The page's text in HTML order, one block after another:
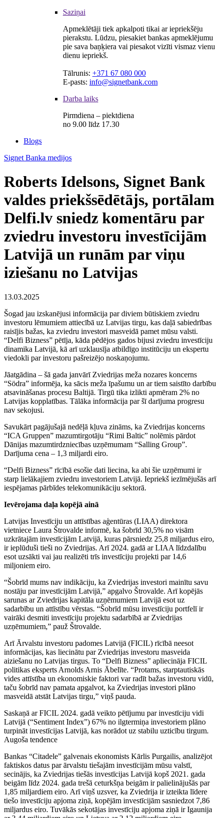
Saziņai
Apmeklētāji tiek apkalpoti tikai ar iepriekšēju
pierakstu. Lūdzu, piesakiet bankas apmeklējumu
pie sava baņķiera vai piesakot vizīti vismaz vienu
dienu iepriekš.
Tālrunis: +371 67 080 000
E-pasts: info@signetbank.com
Darba laiks
Pirmdiena – piektdiena
no 9.00 līdz 17.30
Blogs
Signet Banka medijos
Roberts Idelsons, Signet Bank
valdes priekšsēdētājs, portālam
Delfi.lv sniedz komentāru par
zviedru investoru investīcijām
Latvijā un runām par viņu
iziešanu no Latvijas
13.03.2025
Šogad jau izskanējusi informācija par diviem būtiskiem zviedru
investoru lēmumiem attiecībā uz Latvijas tirgu, kas daļā sabiedrības
raisījis bažas, ka zviedru investori masveidā pamet mūsu valsti.
“Delfi Bizness” pētīja, kāda pēdējos gados bijusi zviedru investīciju
dinamika Latvijā, kā arī uzklausīja atbildīgo institūciju un ekspertu
viedokli par investoru pašreizējo noskaņojumu.
Jāatgādina – šā gada janvārī Zviedrijas meža nozares koncerns
“Södra” informēja, ka sācis meža īpašumu un ar tiem saistīto darbību
atsavināšanas procesu Baltijā. Tirgū tika izlikti apmēram 2% no
Latvijas kopplatības. Tālāka informācija par šī darījuma progresu
nav sekojusi.
Savukārt pagājušajā nedēļā kļuva zināms, ka Zviedrijas koncerns
“ICA Gruppen” mazumtirgotāju “Rimi Baltic” nolēmis pārdot
Dānijas mazumtirdzniecības uzņēmumam “Salling Group”.
Darījuma cena – 1,3 miljardi eiro.
“Delfi Bizness” rīcībā esošie dati liecina, ka abi šie uzņēmumi ir
starp lielākajiem zviedru investoriem Latvijā. Iepriekš iezīmējušās arī
iespējamas pārbīdes telekomunikāciju sektorā.
Ievērojama daļa kopējā ainā
Latvijas Investīciju un attīstības aģentūras (LIAA) direktora
vietniece Laura Štrovalde informē, ka šobrīd 30,5% no visām
uzkrātajām investīcijām Latvijā, kuras pārsniedz 25,8 miljardus eiro,
ir ieplūduši tieši no Zviedrijas. Arī 2024. gadā ar LIAA līdzdalību
esot uzsākti vai jau realizēti trīs investīciju projekti par 14,6
miljoniem eiro.
“Šobrīd mums nav indikāciju, ka Zviedrijas investori mainītu savu
nostāju par investīcijām Latvijā,” apgalvo Štrovalde. Arī kopējās
sarunas ar Zviedrijas kapitāla uzņēmumiem Latvijā esot uz
sadarbību un attīstību vērstas. “Šobrīd mūsu investīciju portfelī ir
vairāki desmiti investīciju projektu sadarbībā ar Zviedrijas
uzņēmumiem,” pauž Štrovalde.
Arī Ārvalstu investoru padomes Latvijā (FICIL) rīcībā neesot
informācijas, kas liecinātu par Zviedrijas investoru masveida
aiziešanu no Latvijas tirgus. To “Delfi Bizness” apliecināja FICIL
politikas eksperts Arnolds Arnis Ābelīte. “Protams, starptautiskās
vides attīstība un ekonomiskie faktori var radīt bažas investoru vidū,
taču šobrīd nav pamata apgalvot, ka Zviedrijas investori plāno
masveidā atstāt Latvijas tirgu,” viņš pauda.
Saskaņā ar FICIL 2024. gadā veikto pētījumu par investīciju vidi
Latvijā (“Sentiment Index”) 67% no ilgtermiņa investoriem plāno
turpināt investīcijas Latvijā, kas norādot uz stabilu uzticību tirgum.
Augoša tendence
Bankas “Citadele” galvenais ekonomists Kārlis Purgailis, analizējot
faktiskos datus par ārvalstu tiešajām investīcijām mūsu valstī,
secinājis, ka Zviedrijas tiešās investīcijas Latvijā kopš 2021. gada
beigām līdz 2024. gada trešā ceturkšņa beigām ir palielinājušās par
1,85 miljardiem eiro. Arī viņš uzsver, ka Zviedrija ir izteikta līdere
tiešo investīciju apjoma ziņā, kopējām investīcijām sasniedzot 7,86
miljardus eiro. Tuvākās sekotājas investīciju apjoma ziņā ir Igaunija